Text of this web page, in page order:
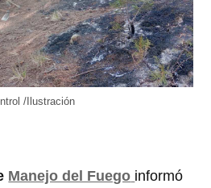
/Ilustración
Manejo del Fuego informó